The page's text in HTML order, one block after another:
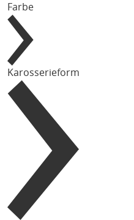
Farbe
Karosserieform